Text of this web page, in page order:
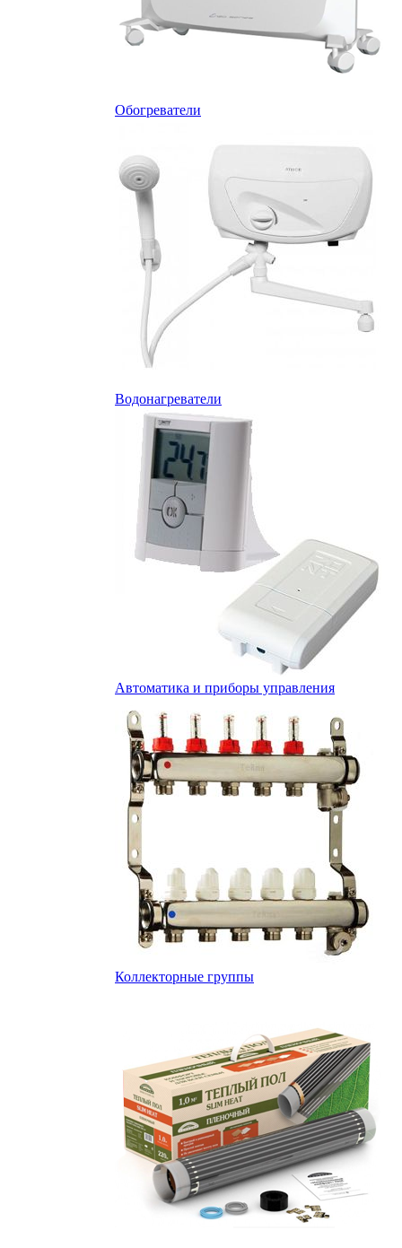
Обогреватели
Водонагреватели
Автоматика и приборы управления
Коллекторные группы